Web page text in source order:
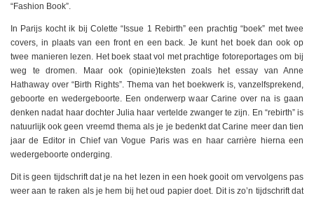
“Fashion Book”.
In Parijs kocht ik bij Colette “Issue 1 Rebirth” een prachtig “boek” met twee
covers, in plaats van een front en een back. Je kunt het boek dan ook op
twee manieren lezen. Het boek staat vol met prachtige fotoreportages om bij
weg te dromen. Maar ook (opinie)teksten zoals het essay van Anne
Hathaway over “Birth Rights”. Thema van het boekwerk is, vanzelfsprekend,
geboorte en wedergeboorte. Een onderwerp waar Carine over na is gaan
denken nadat haar dochter Julia haar vertelde zwanger te zijn. En “rebirth” is
natuurlijk ook geen vreemd thema als je je bedenkt dat Carine meer dan tien
jaar de Editor in Chief van Vogue Paris was en haar carrière hierna een
wedergeboorte onderging.
Dit is geen tijdschrift dat je na het lezen in een hoek gooit om vervolgens pas
weer aan te raken als je hem bij het oud papier doet. Dit is zo’n tijdschrift dat